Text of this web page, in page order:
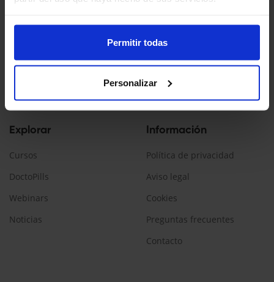
Permitir todas
Personalizar
profesionales sanitarios, que prescriban/dispensen
medicamentos en España.
Explorar
Cursos
DoctoPills
Webinars
Noticias
Información
Política de privacidad
Aviso legal
Cookies
Preguntas frecuentes
Contacto